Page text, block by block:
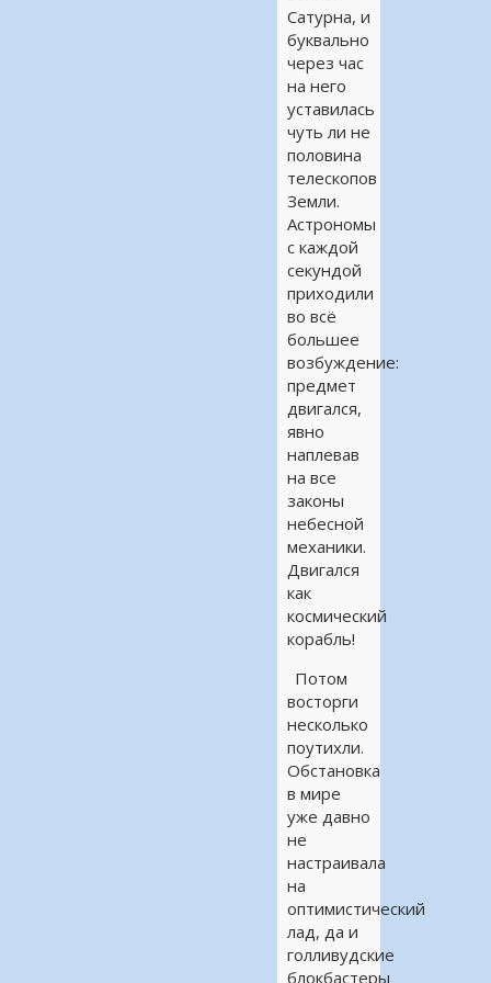
Сатурна, и
буквально
через час
на него
уставилась
чуть ли не
половина
телескопов
Земли.
Астрономы
с каждой
секундой
приходили
во всё
большее
возбуждение:
предмет
двигался,
явно
наплевав
на все
законы
небесной
механики.
Двигался
как
космический
корабль!
Потом
восторги
несколько
поутихли.
Обстановка
в мире
уже давно
не
настраивала
на
оптимистический
лад, да и
голливудские
блокбастеры